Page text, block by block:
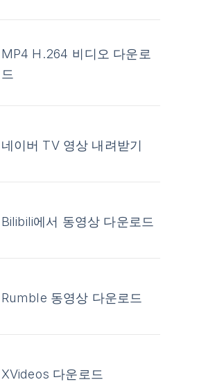
MP4 H.264 비디오 다운로
드
네이버 TV 영상 내려받기
Bilibili에서 동영상 다운로드
Rumble 동영상 다운로드
XVideos 다운로드